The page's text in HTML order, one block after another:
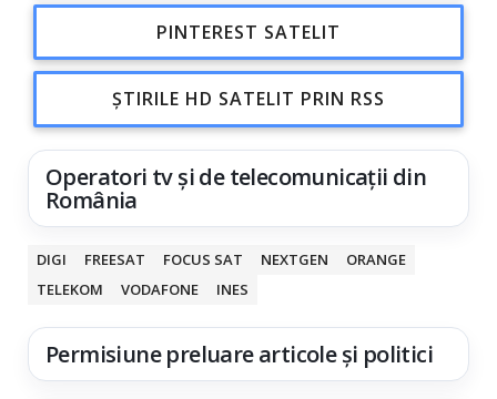
PINTEREST SATELIT
ȘTIRILE HD SATELIT PRIN RSS
Operatori tv și de telecomunicații din
România
DIGI FREESAT FOCUS SAT NEXTGEN
ORANGE
TELEKOM
VODAFONE INES
Permisiune preluare articole și politici